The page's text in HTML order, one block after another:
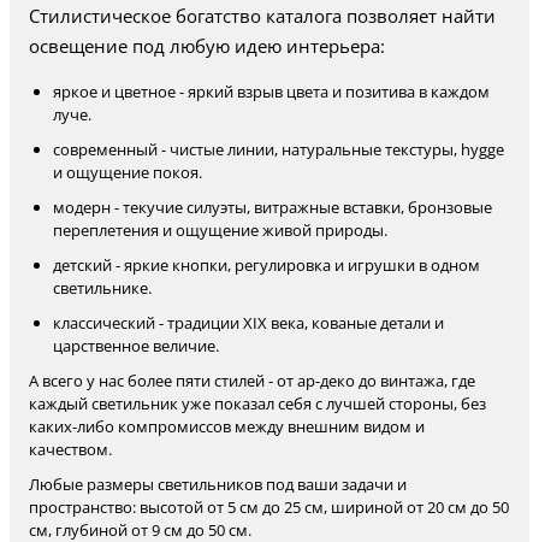
Стилистическое богатство каталога позволяет найти
освещение под любую идею интерьера:
яркое и цветное - яркий взрыв цвета и позитива в каждом
луче.
современный - чистые линии, натуральные текстуры, hygge
и ощущение покоя.
модерн - текучие силуэты, витражные вставки, бронзовые
переплетения и ощущение живой природы.
детский - яркие кнопки, регулировка и игрушки в одном
светильнике.
классический - традиции XIX века, кованые детали и
царственное величие.
А всего у нас более пяти стилей - от ар-деко до винтажа, где
каждый светильник уже показал себя с лучшей стороны, без
каких-либо компромиссов между внешним видом и
качеством.
Любые размеры светильников под ваши задачи и
пространство: высотой от 5 см до 25 см, шириной от 20 см до 50
см, глубиной от 9 см до 50 см.